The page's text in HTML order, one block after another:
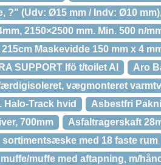
?” (Udv: Ø15 mm / Indv: Ø10
2150×2500 mm. Min. 500 n/
Maskevidde 150 mm x 4
SUPPORT Ifö t/toilet Al
Aro
vægmonteret
Halo-Track hvid
Asbestfri
700mm
Asfaltragerskaft
sortimentsæske med 18 faste rum
muffe med aftapning, m/